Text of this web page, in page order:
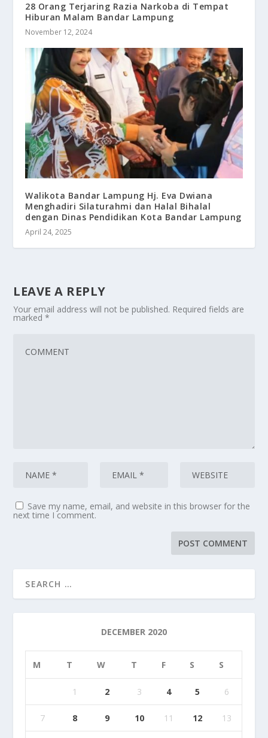
28 Orang Terjaring Razia Narkoba di Tempat
Hiburan Malam Bandar Lampung
November 12, 2024
Walikota Bandar Lampung Hj. Eva Dwiana
Menghadiri Silaturahmi dan Halal Bihalal
dengan Dinas Pendidikan Kota Bandar Lampung
April 24, 2025
LEAVE A REPLY
Your email address will not be published. Required fields are
marked*
Save my name, email, and website in this browser for the
next time I comment.
DECEMBER 2020
M T W T F S S
1 2 3 4 5 6
7 8 9 10 11 12 13